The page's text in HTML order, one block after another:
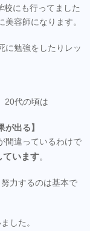
校にも行ってました
容師になります。
に勉強をしたりレッ
20代の頃は
が出る】
間違っているわけで
ています。
力するのは基本で
した。